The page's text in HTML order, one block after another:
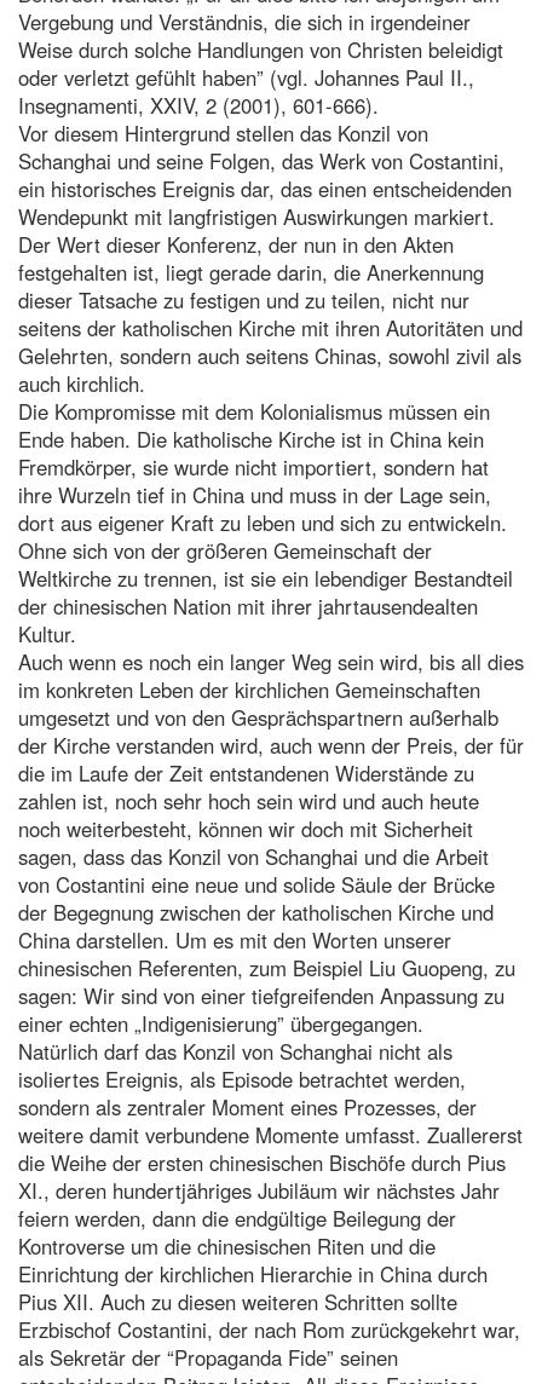
Vergebung und Verständnis, die sich in irgendeiner
Weise durch solche Handlungen von Christen beleidigt
oder verletzt gefühlt haben” (vgl. Johannes Paul II.,
Insegnamenti, XXIV, 2 (2001), 601-666).
Vor diesem Hintergrund stellen das Konzil von
Schanghai und seine Folgen, das Werk von Costantini,
ein historisches Ereignis dar, das einen entscheidenden
Wendepunkt mit langfristigen Auswirkungen markiert.
Der Wert dieser Konferenz, der nun in den Akten
festgehalten ist, liegt gerade darin, die Anerkennung
dieser Tatsache zu festigen und zu teilen, nicht nur
seitens der katholischen Kirche mit ihren Autoritäten und
Gelehrten, sondern auch seitens Chinas, sowohl zivil als
auch kirchlich.
Die Kompromisse mit dem Kolonialismus müssen ein
Ende haben. Die katholische Kirche ist in China kein
Fremdkörper, sie wurde nicht importiert, sondern hat
ihre Wurzeln tief in China und muss in der Lage sein,
dort aus eigener Kraft zu leben und sich zu entwickeln.
Ohne sich von der größeren Gemeinschaft der
Weltkirche zu trennen, ist sie ein lebendiger Bestandteil
der chinesischen Nation mit ihrer jahrtausendealten
Kultur.
Auch wenn es noch ein langer Weg sein wird, bis all dies
im konkreten Leben der kirchlichen Gemeinschaften
umgesetzt und von den Gesprächspartnern außerhalb
der Kirche verstanden wird, auch wenn der Preis, der für
die im Laufe der Zeit entstandenen Widerstände zu
zahlen ist, noch sehr hoch sein wird und auch heute
noch weiterbesteht, können wir doch mit Sicherheit
sagen, dass das Konzil von Schanghai und die Arbeit
von Costantini eine neue und solide Säule der Brücke
der Begegnung zwischen der katholischen Kirche und
China darstellen. Um es mit den Worten unserer
chinesischen Referenten, zum Beispiel Liu Guopeng, zu
sagen: Wir sind von einer tiefgreifenden Anpassung zu
einer echten „Indigenisierung” übergegangen.
Natürlich darf das Konzil von Schanghai nicht als
isoliertes Ereignis, als Episode betrachtet werden,
sondern als zentraler Moment eines Prozesses, der
weitere damit verbundene Momente umfasst. Zuallererst
die Weihe der ersten chinesischen Bischöfe durch Pius
XI., deren hundertjähriges Jubiläum wir nächstes Jahr
feiern werden, dann die endgültige Beilegung der
Kontroverse um die chinesischen Riten und die
Einrichtung der kirchlichen Hierarchie in China durch
Pius XII. Auch zu diesen weiteren Schritten sollte
Erzbischof Costantini, der nach Rom zurückgekehrt war,
als Sekretär der “Propaganda Fide” seinen